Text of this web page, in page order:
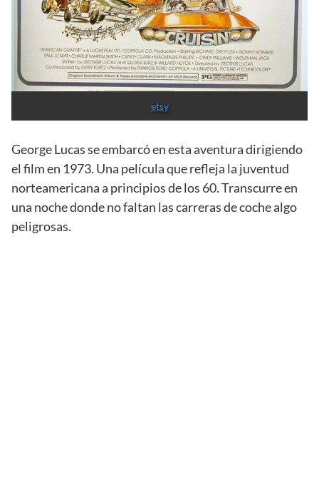
etsy
George Lucas se embarcó en esta aventura dirigiendo
el film en 1973. Una película que refleja la juventud
norteamericana a principios de los 60. Transcurre en
una noche donde no faltan las carreras de coche algo
peligrosas.